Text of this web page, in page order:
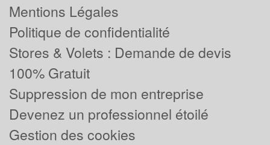
Mentions Légales
Politique de confidentialité
Stores & Volets : Demande de devis
100% Gratuit
Suppression de mon entreprise
Devenez un professionnel étoilé
Gestion des cookies